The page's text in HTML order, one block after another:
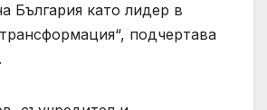
България като лидер в
подчертава